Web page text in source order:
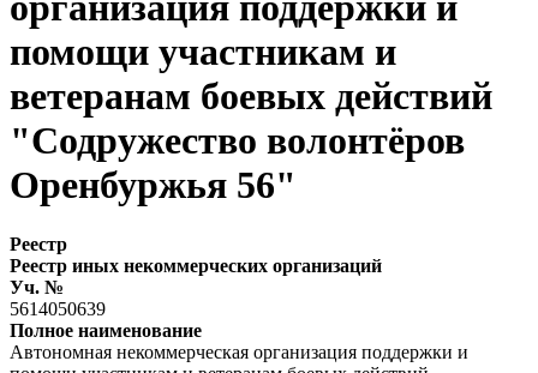
помощи участникам и
ветеранам боевых действий
"Содружество волонтёров
Оренбуржья 56"
Реестр
Реестр иных некоммерческих организаций
Уч. №
5614050639
Полное наименование
Автономная некоммерческая организация поддержки и